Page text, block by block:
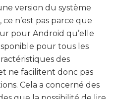
version du système
n’est pas parce que
pour Android qu’elle
pour tous les
des
ne facilitent donc pas
Cela a concerné des